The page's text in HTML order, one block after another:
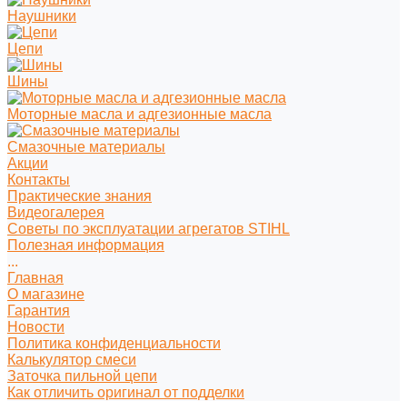
Наушники
Цепи
Шины
Моторные масла и адгезионные масла
Смазочные материалы
Акции
Контакты
Практические знания
Видеогалерея
Советы по эксплуатации агрегатов STIHL
Полезная информация
...
Главная
О магазине
Гарантия
Новости
Политика конфиденциальности
Калькулятор смеси
Заточка пильной цепи
Как отличить оригинал от подделки